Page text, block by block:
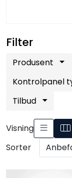
Filter
Produsent
Kontrolpanel
Tilbud
Visning
Sorter